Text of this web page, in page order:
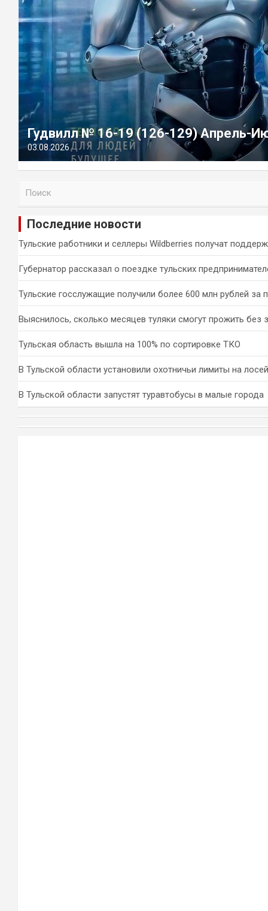
Гудвилл № 16-19 (126-129) Апрель-
03.08.2026
и
Последние новости
Тульские работники и селлеры Wildberries получат
Губернатор рассказал о поездке тульских
Тульские госслужащие получили более 600 млн рублей за
Выяснилось, сколько месяцев туляки смогут прожить без
Тульская область вышла на 100% по сортировке ТКО
В Тульской области установили охотничьи лимиты на
В Тульской области запустят туравтобусы в малые города